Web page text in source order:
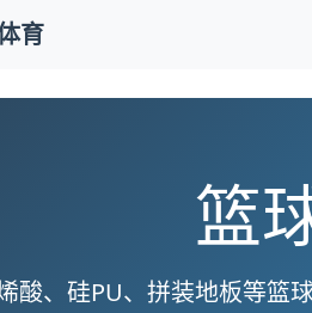
育
篮
酸、硅PU、拼装地板等篮